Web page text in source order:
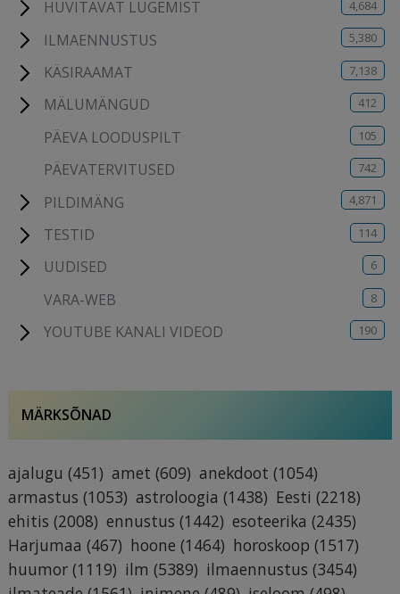
HUVITAVAT LUGEMIST 4,684
ILMAENNUSTUS 5,380
KÄSIRAAMAT 7,138
MÄLUMÄNGUD 412
PÄEVA LOODUSPILT 105
PÄEVATERVITUSED 742
PILDIMÄNG 4,871
TESTID 114
UUDISED 6
VARA-WEB 8
YOUTUBE KANALI VIDEOD 190
MÄRKSÕNAD
ajalugu (451) amet (609) anekdoot (1054)
armastus (1053) astroloogia (1438) Eesti (2218)
ehitis (2008) ennustus (1442) esoteerika (2435)
Harjumaa (467) hoone (1464) horoskoop (1517)
huumor (1119) ilm (5389) ilmaennustus (3454)